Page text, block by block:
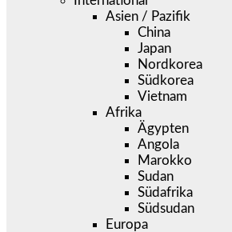
Asien / Pazifik
China
Japan
Nordkorea
Südkorea
Vietnam
Afrika
Ägypten
Angola
Marokko
Sudan
Südafrika
Südsudan
Europa